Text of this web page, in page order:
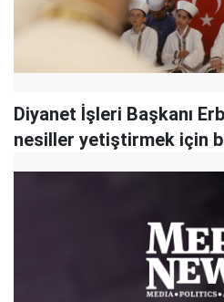
Diyanet İşleri Başkanı
nesiller yetiştirmek için